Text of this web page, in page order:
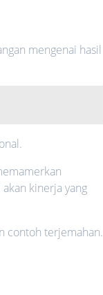
mengenai hasil
kinerja yang
contoh terjemahan.